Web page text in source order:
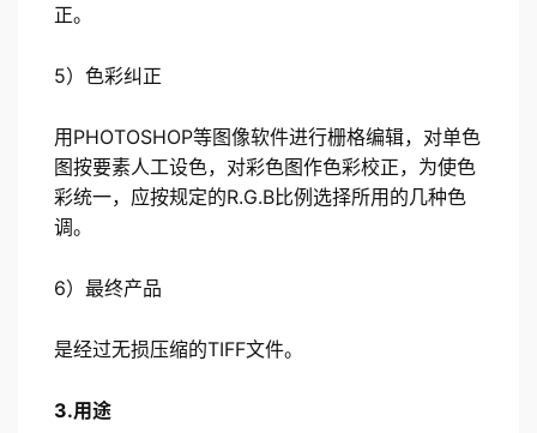
正。
5）色彩纠正
用PHOTOSHOP等图像软件进行栅格编辑，对单色
图按要素人工设色，对彩色图作色彩校正，为使色
彩统一，应按规定的R.G.B比例选择所用的几种色
调。
6）最终产品
是经过无损压缩的TIFF文件。
3.用途